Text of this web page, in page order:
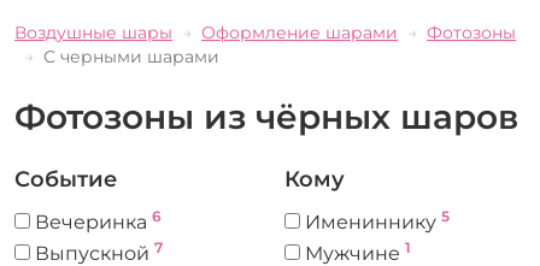
Воздушные шары Оформление шарами
Фотозоны
С черными шарами
Фотозоны из чёрных шаров
Событие
Вечеринка 6
Выпускной 7
Кому
Имениннику 5
Мужчине 1